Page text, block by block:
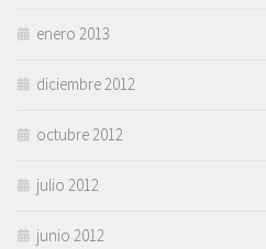
enero 2013
diciembre 2012
octubre 2012
julio 2012
junio 2012